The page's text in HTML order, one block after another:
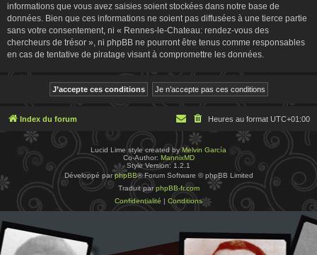
informations que vous avez saisies soient stockées dans notre base de
données. Bien que ces informations ne soient pas diffusées à une tierce partie
sans votre consentement, ni « Rennes-le-Chateau: rendez-vous des
chercheurs de trésor », ni phpBB ne pourront être tenus comme responsables
en cas de tentative de piratage visant à compromettre les données.
Index du forum Heures au format UTC+01:00
Lucid Lime style created byMelvin García
Co-Author: MannixMD
Style Version: 1.2.1
Développé parphpBB® Forum Software © phpBB Limited
Traduit parphpBB-fr.com
Confidentialité | Conditions